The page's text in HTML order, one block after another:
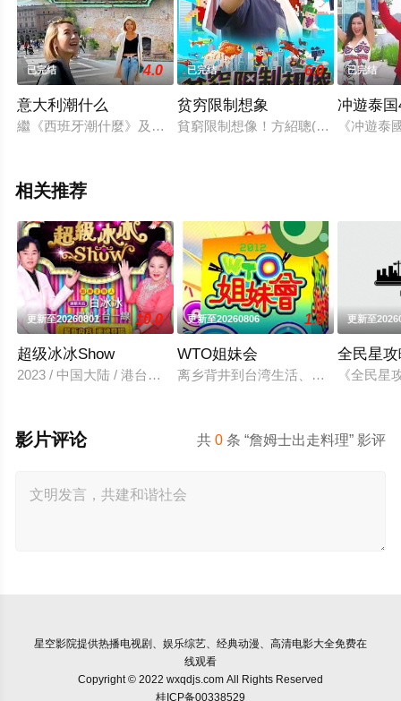
已完结 4.0
意大利潮什么
繼《西班牙潮什麼》及《法國潮什麼》之後，主持梁芷珮
已完结 6.0
贫穷限制想象
貧窮限制想像！方紹聰(奶仔)引領觀
已完结
冲遊泰国
《冲遊泰
相关推荐
更新至20260801 10.0
超级冰冰Show
2023 / 中国大陆 / 港台综艺
更新至20260806 1.0
WTO姐妹会
离乡背井到台湾生活、读书，每个台
更新至
全民星
《全民
共0 条 “詹姆士出走料理” 影评
影片评论
星空影院提供热播电视剧、娱乐综艺、经典动漫、高清电影大全免费在
线观看
Copyright © 2022 wxqdjs.com All Rights Reserved
桂ICP备00338529